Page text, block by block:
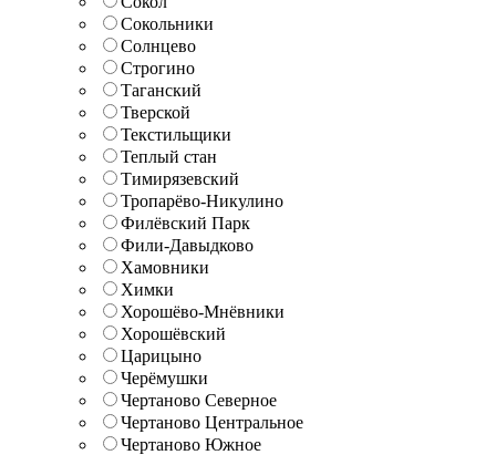
Сокольники
Солнцево
Строгино
Таганский
Тверской
Текстильщики
Теплый стан
Тимирязевский
Тропарёво-Никулино
Филёвский Парк
Фили-Давыдково
Хамовники
Химки
Хорошёво-Мнёвники
Хорошёвский
Царицыно
Черёмушки
Чертаново Северное
Чертаново Центральное
Чертаново Южное